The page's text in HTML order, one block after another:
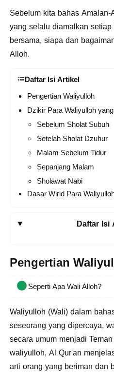
Sebelum kita bahas
yang selalu diamalkan
bersama, siapa dan
Alloh.
Daftar Isi Artikel
Pengertian Waliyulloh
Dzikir Para Waliyulloh
Sebelum Sholat Subuh
Setelah Sholat Dzuhur
Malam Sebelum Tidur
Sepanjang Malam
Sholawat Nabi
Dasar Wirid Para
Daftar Isi
Pengertian
Seperti Apa Wali Alloh?
Waliyulloh (Wali) dalam
seseorang yang dipercaya,
secara umum menjadi
waliyulloh, Al Qur'an
arti orang yang beriman dan